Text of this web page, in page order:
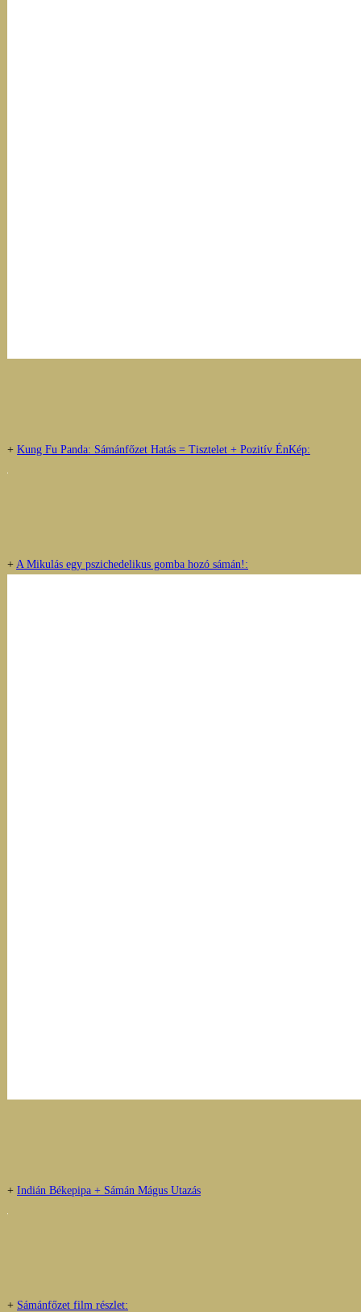
+ Kung Fu Panda: Sámánfőzet Hatás = Tisztelet + Pozitív ÉnKép:
+ A Mikulás egy pszichedelikus gomba hozó sámán!:
+ Indián Békepipa + Sámán Mágus Utazás
+ Sámánfőzet film részlet: